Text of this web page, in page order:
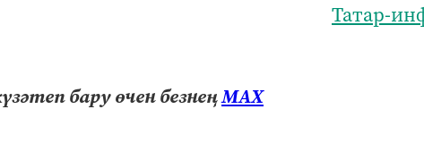
Татар-
бару өчен безнеңМАХ